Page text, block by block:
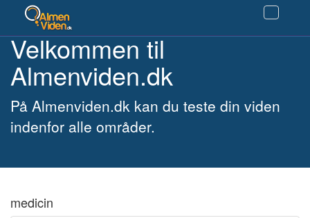
Velkommen til
Almenviden.dk
På Almenviden.dk kan du teste din viden
indenfor alle områder.
medicin